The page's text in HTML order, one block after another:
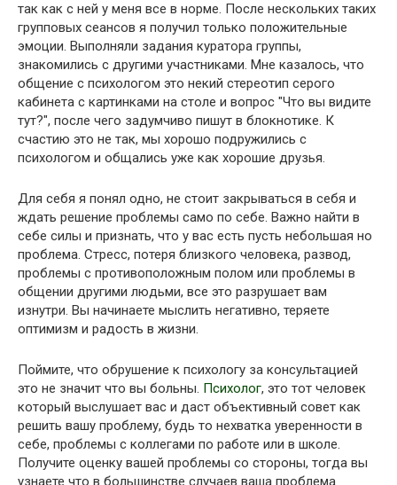
так как с ней у меня все в норме. После нескольких таких
групповых сеансов я получил только положительные
эмоции. Выполняли задания куратора группы,
знакомились с другими участниками. Мне казалось, что
общение с психологом это некий стереотип серого
кабинета с картинками на столе и вопрос "Что вы видите
тут?", после чего задумчиво пишут в блокнотике. К
счастию это не так, мы хорошо подружились с
психологом и общались уже как хорошие друзья.
Для себя я понял одно, не стоит закрываться в себя и
ждать решение проблемы само по себе. Важно найти в
себе силы и признать, что у вас есть пусть небольшая но
проблема. Стресс, потеря близкого человека, развод,
проблемы с противоположным полом или проблемы в
общении другими людьми, все это разрушает вам
изнутри. Вы начинаете мыслить негативно, теряете
оптимизм и радость в жизни.
Поймите, что обрушение к психологу за консультацией
это не значит что вы больны. Психолог, это тот человек
который выслушает вас и даст объективный совет как
решить вашу проблему, будь то нехватка уверенности в
себе, проблемы с коллегами по работе или в школе.
Получите оценку вашей проблемы со стороны, тогда вы
узнаете что в большинстве случаев ваша проблема